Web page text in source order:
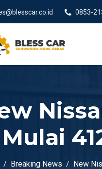
0853-
Breaking News New